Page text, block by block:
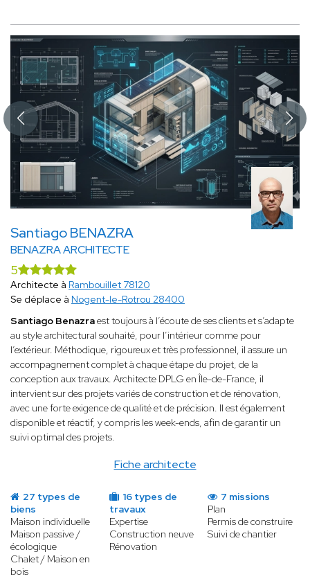
Santiago BENAZRA
BENAZRA ARCHITECTE
Fiche architecte
5
Architecte à Rambouillet 78120
Se déplace à Nogent-le-Rotrou 28400
Santiago Benazraest toujours à l’écoute de ses clients et s’adapte
au style architectural souhaité, pour l’intérieur comme pour
l’extérieur. Méthodique, rigoureux et très professionnel, il assure un
accompagnement complet à chaque étape du projet, de la
conception aux travaux. Architecte DPLG en Île-de-France, il
intervient sur des projets variés de construction et de rénovation,
avec une forte exigence de qualité et de précision. Il est également
disponible et réactif, y compris les week-ends, afin de garantir un
suivi optimal des projets.
27 types de
biens
Maison individuelle
Maison passive /
écologique
Chalet / Maison en
bois
16 types de
travaux
Expertise
Construction neuve
Rénovation
7 missions
Plan
Permis de construire
Suivi de chantier